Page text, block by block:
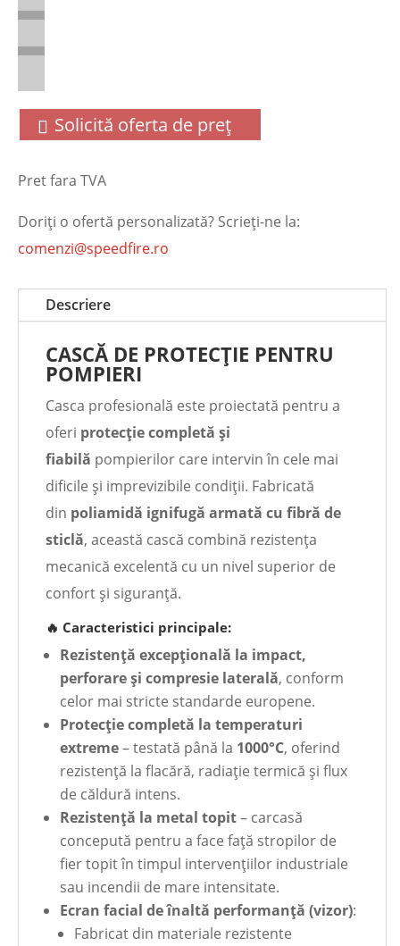
Solicită oferta de preț
Pret fara TVA
Doriţi o ofertă personalizată? Scrieţi-ne la:
comenzi@speedfire.ro
Descriere
CASCĂ DE PROTECȚIE PENTRU
POMPIERI
Casca profesională este proiectată pentru a
oferi protecție completă și
fiabilă pompierilor care intervin în cele mai
dificile și imprevizibile condiții. Fabricată
din poliamidă ignifugă armată cu fibră de
sticlă, această cască combină rezistența
mecanică excelentă cu un nivel superior de
confort și siguranță.
🔥 Caracteristici principale:
Rezistență excepțională la impact,
perforare și compresie laterală, conform
celor mai stricte standarde europene.
Protecție completă la temperaturi
extreme– testată până la 1000°C, oferind
rezistență la flacără, radiație termică și flux
de căldură intens.
Rezistență la metal topit– carcasă
concepută pentru a face față stropilor de
fier topit în timpul intervențiilor industriale
sau incendii de mare intensitate.
Ecran facial de înaltă performanță (vizor):
Fabricat din materiale rezistente